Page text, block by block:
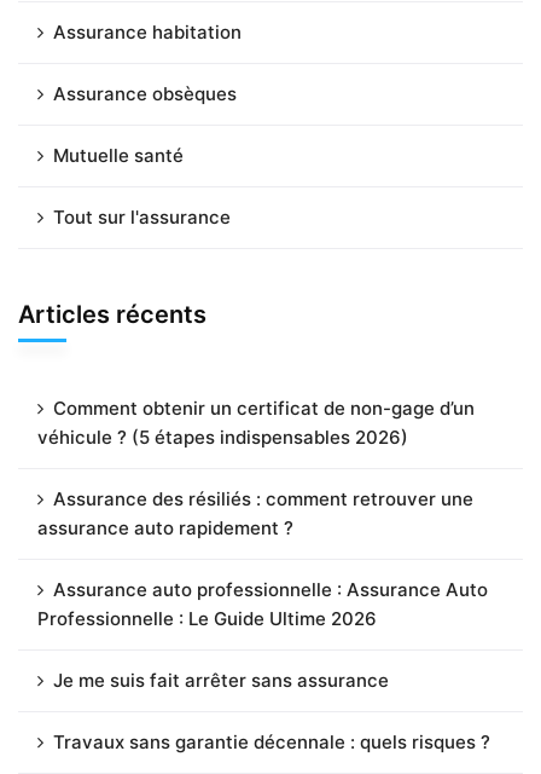
Assurance habitation
Assurance obsèques
Mutuelle santé
Tout sur l'assurance
Articles récents
Comment obtenir un certificat de non-gage d’un
véhicule ? (5 étapes indispensables 2026)
Assurance des résiliés : comment retrouver une
assurance auto rapidement ?
Assurance auto professionnelle : Assurance Auto
Professionnelle : Le Guide Ultime 2026
Je me suis fait arrêter sans assurance
Travaux sans garantie décennale : quels risques ?